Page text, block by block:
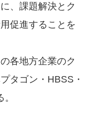
、課題解決とク
促進することを
各地方企業のク
タゴン・HBSS・